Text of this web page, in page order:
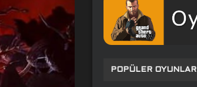
POPÜLER OYUNLAR